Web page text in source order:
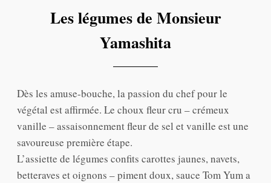
Les légumes de Monsieur
Yamashita
Dès les amuse-bouche, la passion du chef pour le
végétal est affirmée. Le choux fleur cru – crémeux
vanille – assaisonnement fleur de sel et vanille est une
savoureuse première étape.
L’assiette de légumes confits carottes jaunes, navets,
betteraves et oignons – piment doux, sauce Tom Yum a